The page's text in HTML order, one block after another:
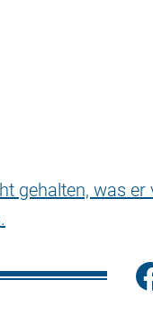
gehalten, was